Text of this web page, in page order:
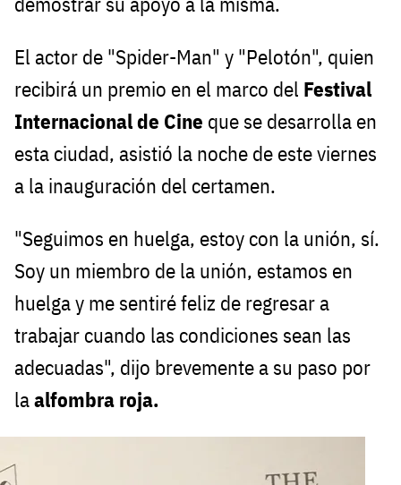
El actor de "Spider-Man" y "Pelotón", quien
recibirá un premio en el marco del Festival
Internacional de Cine que se desarrolla en
esta ciudad, asistió la noche de este viernes
a la inauguración del certamen.
"Seguimos en huelga, estoy con la unión, sí.
Soy un miembro de la unión, estamos en
huelga y me sentiré feliz de regresar a
trabajar cuando las condiciones sean las
adecuadas", dijo brevemente a su paso por
laalfombra roja.